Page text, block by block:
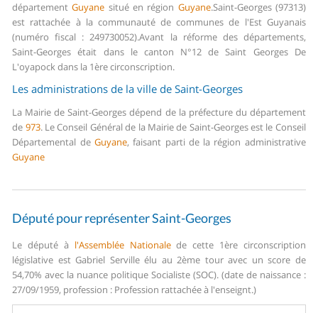
départementGuyane situé en région Guyane.Saint-Georges (97313)
est rattachée à la communauté de communes de l'Est Guyanais
(numéro fiscal : 249730052).Avant la réforme des départements,
Saint-Georges était dans le canton N°12 de Saint Georges De
L'oyapock dans la 1ère circonscription.
Les administrations de la ville de Saint-Georges
La Mairie de Saint-Georges dépend de la préfecture du département
de 973.Le Conseil Général de la Mairie de Saint-Georges est le Conseil
Départemental de Guyane, faisant parti de la région administrative
Guyane
Député pour représenter Saint-Georges
Le député à l'Assemblée Nationalede cette 1ère circonscription
législative est Gabriel Serville élu au 2ème tour avec un score de
54,70% avec la nuance politique Socialiste (SOC). (date de naissance :
27/09/1959, profession : Profession rattachée à l'enseignt.)